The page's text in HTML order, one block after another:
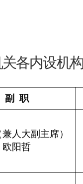
各内设机
副 职
兼 人大副主席）
欧阳哲